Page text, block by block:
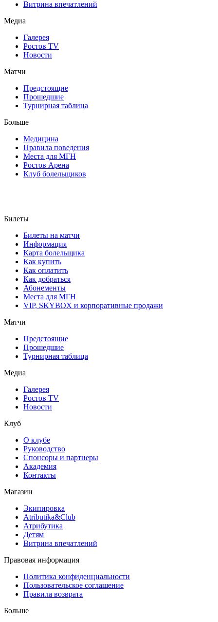
Витрина впечатлений
Медиа
Галерея
Ростов TV
Новости
Матчи
Предстоящие
Прошедшие
Турнирная таблица
Больше
Медицина
Правила поведения
Места для МГН
Ростов Арена
Клуб болельщиков
Билеты
Билеты на матчи
Информация
Карта болельщика
Как купить
Как оплатить
Как добраться
Абонементы
Места для МГН
VIP, SKYBOX и корпоративные продажи
Матчи
Предстоящие
Прошедшие
Турнирная таблица
Медиа
Галерея
Ростов TV
Новости
Клуб
О клубе
Руководство
Спонсоры и партнеры
Академия
Контакты
Магазин
Экипировка
Atributika&Club
Атрибутика
Детям
Витрина впечатлений
Правовая информация
Политика конфиденциальности
Пользовательское соглашение
Правила возврата
Больше